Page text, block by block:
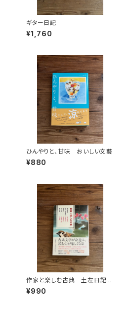
ギター日記
¥1,760
ひんやりと、甘味 おいしい文藝
¥880
作家と楽しむ古典 土左日記
堤中納言物語 枕草子 方丈記 徒
然草
¥990